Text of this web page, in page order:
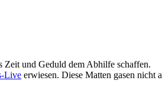
Zeit und Geduld dem Abhilfe schaffen.
Liveerwiesen. Diese Matten gasen nicht